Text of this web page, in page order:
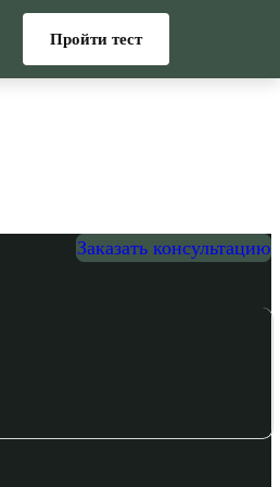
Заказать консультацию
Пройти тест